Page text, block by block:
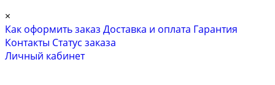
×
Как оформить заказ Доставка и оплата Гарантия
Контакты Cтатус заказа
Личный кабинет